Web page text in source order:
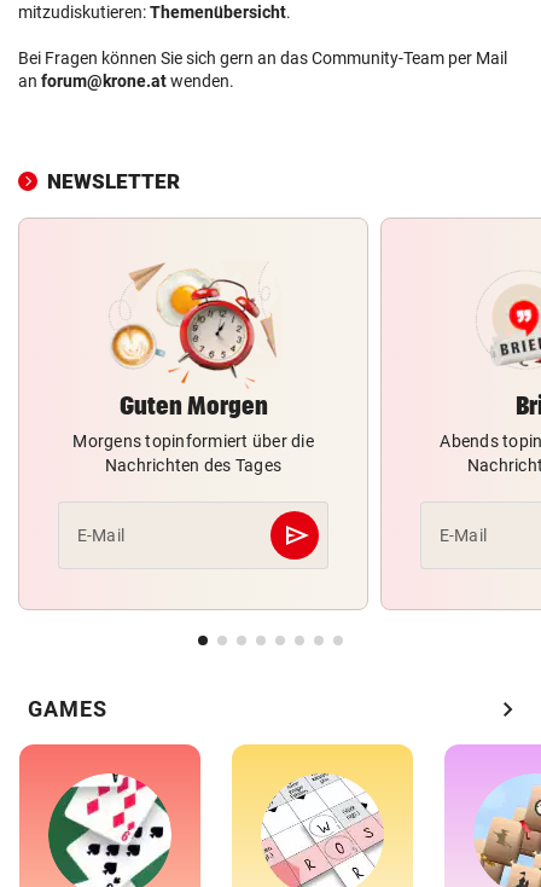
mitzudiskutieren:Themenübersicht.
Bei Fragen können Sie sich gern an das Community-Team per Mail
an forum@krone.atwenden.
NEWSLETTER
Guten Morgen
Morgens topinformiert über die
Nachrichten des Tages
E-Mail send
Abschicken
Abends
E-Mail
GAMES chevron_right